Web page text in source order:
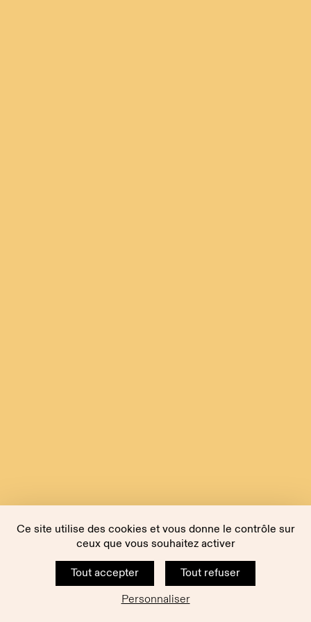
Ce site utilise des cookies et vous donne le contrôle sur
ceux que vous souhaitez activer
Tout accepter
Tout refuser
Personnaliser